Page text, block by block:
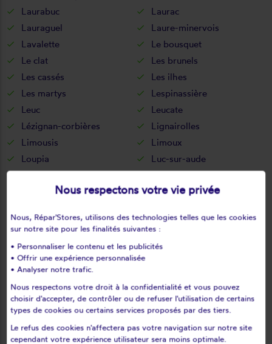
Laurabuc
Laurac
Lauraguel
Laure-minervois
Lavalette
Le bousquet
Le clat
Les brunels
Les cassés
Les ilhes
Les martys
Lespinassière
Leuc
Leucate
Lézignan-corbières
Lignairolles
Limousis
Limoux
Loupia
Luc-sur-aude
Luc-sur-orbieu
Magrie
Malras
Marcorignan
Marquein
Marseillette
Mas-cabardès
Mas-saintes-puelles
Mayronnes
Mazerolles-du-razès
Mazuby
Mérial
Mézerville
Miraval-cabardes
Mirepeisset
Mireval-lauragais
Nous respectons votre vie privée
Nous, Répar'Stores, utilisons des technologies telles que les cookies
sur notre site pour les finalités suivantes :
• Personnaliser le contenu et les publicités
• Offrir une expérience personnalisée
• Analyser notre trafic.
Nous respectons votre droit à la confidentialité et vous pouvez
choisir d'accepter, de contrôler ou de refuser l'utilisation de certains
types de cookies ou certains services proposés par des tiers.
Le refus des cookies n'affectera pas votre navigation sur notre site
cependant votre expérience utilisateur sera moins optimale.